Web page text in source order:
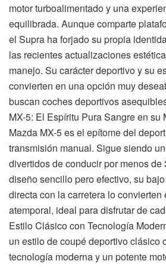
motor turboalimentado y una
equilibrada. Aunque comparte
el Supra ha forjado su propia
las recientes actualizaciones
manejo. Su carácter deportivo y su
convierten en una opción muy
buscan coches deportivos
MX-5: El Espíritu Pura Sangre en su
Mazda MX-5 es el epítome del
transmisión manual. Sigue siendo
divertidos de conducir por menos de
diseño sencillo pero efectivo, su
directa con la carretera lo convierten
atemporal, ideal para disfrutar de
Estilo Clásico con Tecnología
un estilo de coupé deportivo clásico
tecnología moderna y un potente